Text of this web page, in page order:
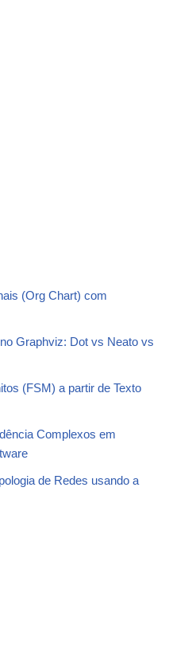
(Org Chart) com
Graphviz: Dot vs Neato vs
(FSM) a partir de Texto
Complexos em
de Redes usando a